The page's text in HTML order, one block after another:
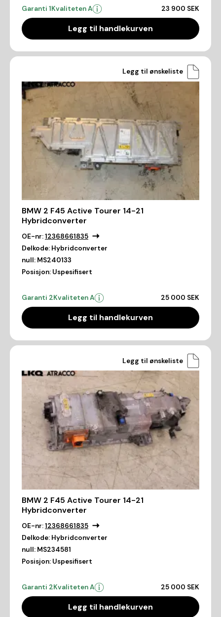
Garanti 1Kvaliteten A 23 900 SEK
Legg til handlekurven
Legg til ønskeliste
BMW 2 F45 Active Tourer 14-21
Hybridconverter
OE-nr:12368661835
Delkode: Hybridconverter
null: MS240133
Posisjon: Uspesifisert
Garanti 2Kvaliteten A 25 000 SEK
Legg til handlekurven
Legg til ønskeliste
BMW 2 F45 Active Tourer 14-21
Hybridconverter
OE-nr:12368661835
Delkode: Hybridconverter
null: MS234581
Posisjon: Uspesifisert
Garanti 2Kvaliteten A 25 000 SEK
Legg til handlekurven